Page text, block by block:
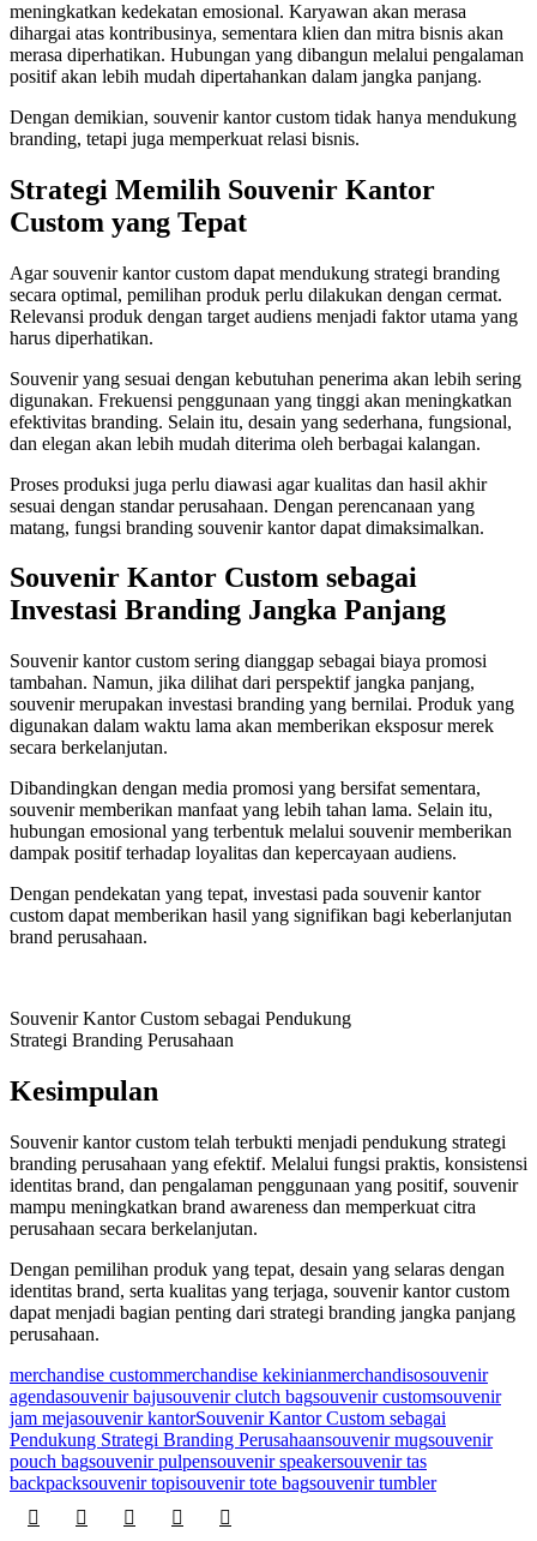
meningkatkan kedekatan emosional. Karyawan akan merasa
dihargai atas kontribusinya, sementara klien dan mitra bisnis akan
merasa diperhatikan. Hubungan yang dibangun melalui pengalaman
positif akan lebih mudah dipertahankan dalam jangka panjang.
Dengan demikian, souvenir kantor custom tidak hanya mendukung
branding, tetapi juga memperkuat relasi bisnis.
Strategi Memilih Souvenir Kantor
Custom yang Tepat
Agar souvenir kantor custom dapat mendukung strategi branding
secara optimal, pemilihan produk perlu dilakukan dengan cermat.
Relevansi produk dengan target audiens menjadi faktor utama yang
harus diperhatikan.
Souvenir yang sesuai dengan kebutuhan penerima akan lebih sering
digunakan. Frekuensi penggunaan yang tinggi akan meningkatkan
efektivitas branding. Selain itu, desain yang sederhana, fungsional,
dan elegan akan lebih mudah diterima oleh berbagai kalangan.
Proses produksi juga perlu diawasi agar kualitas dan hasil akhir
sesuai dengan standar perusahaan. Dengan perencanaan yang
matang, fungsi branding souvenir kantor dapat dimaksimalkan.
Souvenir Kantor Custom sebagai
Investasi Branding Jangka Panjang
Souvenir kantor custom sering dianggap sebagai biaya promosi
tambahan. Namun, jika dilihat dari perspektif jangka panjang,
souvenir merupakan investasi branding yang bernilai. Produk yang
digunakan dalam waktu lama akan memberikan eksposur merek
secara berkelanjutan.
Dibandingkan dengan media promosi yang bersifat sementara,
souvenir memberikan manfaat yang lebih tahan lama. Selain itu,
hubungan emosional yang terbentuk melalui souvenir memberikan
dampak positif terhadap loyalitas dan kepercayaan audiens.
Dengan pendekatan yang tepat, investasi pada souvenir kantor
custom dapat memberikan hasil yang signifikan bagi keberlanjutan
brand perusahaan.
Souvenir Kantor Custom sebagai Pendukung
Strategi Branding Perusahaan
Kesimpulan
Souvenir kantor custom telah terbukti menjadi pendukung strategi
branding perusahaan yang efektif. Melalui fungsi praktis, konsistensi
identitas brand, dan pengalaman penggunaan yang positif, souvenir
mampu meningkatkan brand awareness dan memperkuat citra
perusahaan secara berkelanjutan.
Dengan pemilihan produk yang tepat, desain yang selaras dengan
identitas brand, serta kualitas yang terjaga, souvenir kantor custom
dapat menjadi bagian penting dari strategi branding jangka panjang
perusahaan.
merchandise custommerchandise kekinianmerchandisosouvenir
agendasouvenir bajusouvenir clutch bagsouvenir customsouvenir
jam mejasouvenir kantorSouvenir Kantor Custom sebagai
Pendukung Strategi Branding Perusahaansouvenir mugsouvenir
pouch bagsouvenir pulpensouvenir speakersouvenir tas
backpacksouvenir topisouvenir tote bagsouvenir tumbler